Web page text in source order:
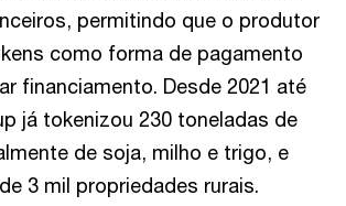
permitindo que o produtor
como forma de pagamento
financiamento. Desde 2021 até
já tokenizou 230 toneladas de
de soja, milho e trigo, e
3 mil propriedades rurais.